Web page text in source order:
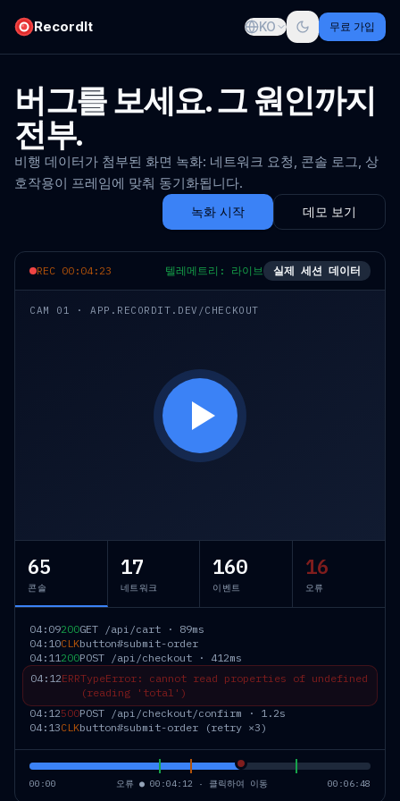
RecordIt KO 무료 가입
버그를 보세요. 그 원인까지
전부.
비행 데이터가 첨부된 화면 녹화: 네트워크 요청, 콘솔 로그, 상
호작용이 프레임에 맞춰 동기화됩니다.
녹화 시작 데모 보기
REC 00:04:23 텔레메트리: 라이브 실제 세션 데이터
CAM 01 · APP.RECORDIT.DEV/CHECKOUT
65
콘솔
17
네트워크
160
이벤트
16
오류
04:09200GET /api/cart · 89ms
04:10CLKbutton#submit-order
04:11200POST /api/checkout · 412ms
04:12ERRTypeError: cannot read properties of undefined
(reading 'total')
04:12500POST /api/checkout/confirm · 1.2s
04:13CLKbutton#submit-order (retry ×3)
00:00 오류 ● 00:04:12 · 클릭하여 이동 00:06:48